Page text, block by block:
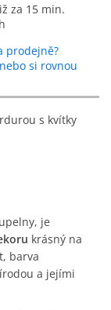
za 15 min.
prodejně?
si rovnou
s kvítky
je
krásný na
barva
a jejími